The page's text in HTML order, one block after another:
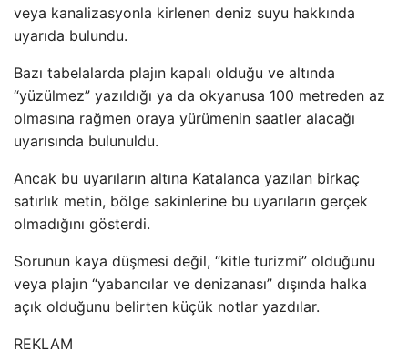
veya kanalizasyonla kirlenen deniz suyu hakkında
uyarıda bulundu.
Bazı tabelalarda plajın kapalı olduğu ve altında
“yüzülmez” yazıldığı ya da okyanusa 100 metreden az
olmasına rağmen oraya yürümenin saatler alacağı
uyarısında bulunuldu.
Ancak bu uyarıların altına Katalanca yazılan birkaç
satırlık metin, bölge sakinlerine bu uyarıların gerçek
olmadığını gösterdi.
Sorunun kaya düşmesi değil, “kitle turizmi” olduğunu
veya plajın “yabancılar ve denizanası” dışında halka
açık olduğunu belirten küçük notlar yazdılar.
REKLAM